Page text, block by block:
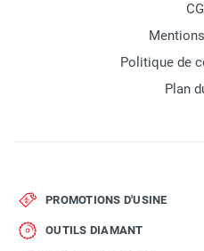
Politique de
Plan
PROMOTIONS D'USINE
OUTILS DIAMANT